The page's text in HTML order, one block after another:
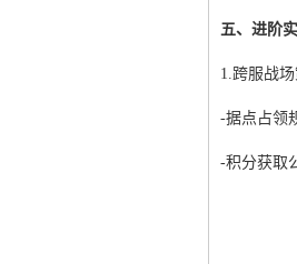
五、进阶
1.跨服战场
-据点占领
-积分获取